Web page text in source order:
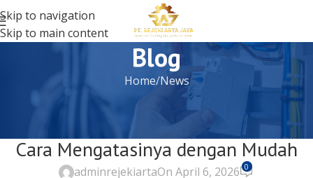
Skip to navigation
Skip to main content
Blog
Home News
Penyebab Genset Susah Hidup dan
Cara Mengatasinya dengan Mudah
adminrejekiartaOn April 6, 2026 0